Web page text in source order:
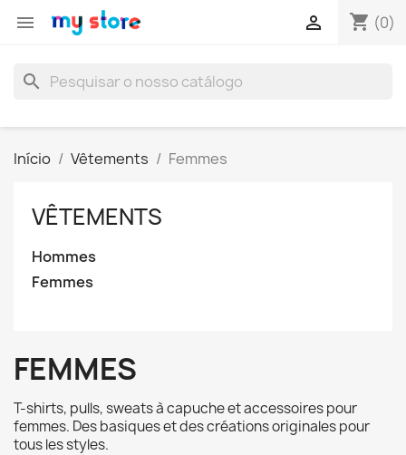
 shopping_cart (0)

search
Início Vêtements Femmes
VÊTEMENTS
Hommes
Femmes
FEMMES
T-shirts, pulls, sweats à capuche et accessoires pour
femmes. Des basiques et des créations originales pour
tous les styles.